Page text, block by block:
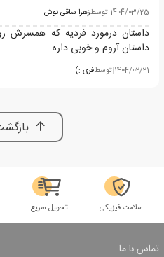
1404/03/25
|توسطزهرا ساقی نوش
داستان درمورد فردیه که همسرش
داستان آروم و خوبی داره
1404/02/21
|توسطفری :)
سلامت فیزیکی تحویل سریع
تماس با ما